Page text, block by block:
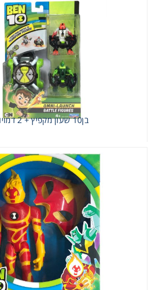
בן10 שעון מקפיץ + 2 דמויות
בן10 שעון מקפיץ + 2 דמויות